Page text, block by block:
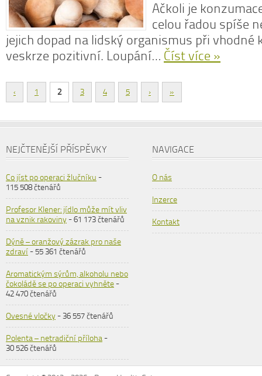
Ačkoli je
celou řadou spíše
jejich dopad na lidský organismus při vhodné
veskrze pozitivní. Loupání… Číst více »
‹ 1 2 3 4 5 › »
NEJČTENĚJŠÍ PŘÍSPĚVKY
Co jíst po operaci žlučníku -
115 508 čtenářů
Profesor Klener: jídlo může mít vliv
na vznik rakoviny- 61 173 čtenářů
Dýně – oranžový zázrak pro naše
zdraví- 55 361 čtenářů
Aromatickým sýrům, alkoholu nebo
čokoládě se po operaci vyhněte-
42 470 čtenářů
Ovesné vločky- 36 557 čtenářů
Polenta – netradiční příloha-
30 526 čtenářů
NAVIGACE
O nás
Inzerce
Kontakt